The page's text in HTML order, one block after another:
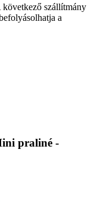
következő szállítmány
a
praliné -